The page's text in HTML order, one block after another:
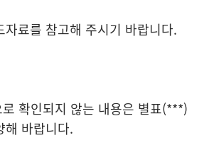
료를 참고해 주시기 바랍니다.
확인되지 않는 내용은 별표(***)
해 바랍니다.